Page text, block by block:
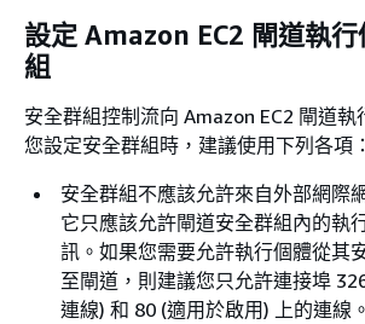
設定 Amazon EC2 閘道執
組
安全群組控制流向 Amazon EC2 閘道
您設定安全群組時，建議使用下列各項：
安全群組不應該允許來自外部網際
它只應該允許閘道安全群組內的執
訊。如果您需要允許執行個體從其
至閘道，則建議您只允許連接埠
連線) 和 80 (適用於啟用) 上的連線。